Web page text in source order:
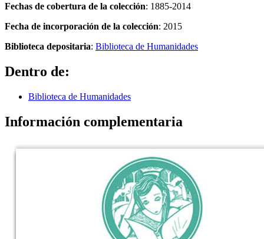
Fechas de cobertura de la colección: 1885-2014
Fecha de incorporación de la colección: 2015
Biblioteca depositaria: Biblioteca de Humanidades
Dentro de:
Biblioteca de Humanidades
Información complementaria